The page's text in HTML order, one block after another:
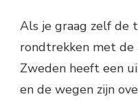
Als je graag zelf de
rondtrekken met de
Zweden heeft een
en de wegen zijn